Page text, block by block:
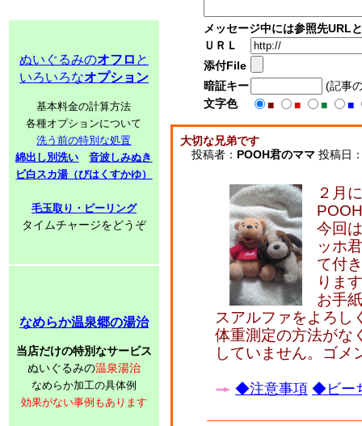
ぬいぐるみのオフロ と
いろいろなオプション
基本料金の計算方法
各種オプションについて
洗う前の特別な処置
綿出し別洗い
音波しみぬき
ビ白スカ湯（びはくすかゆ）
毛玉取り・ピーリング
タイムチャージをどうぞ
なめらか温泉郷の湯治
当店だけの特別なサービス
ぬいぐるみの温泉湯治
なめらか加工の具体例
効果がない事例もあります
メッセージ中には参照先URL
ＵＲＬ
添付File
暗証キー
(記事
文字色
■ ■ ■ ■
大切な兄弟です
投稿者： POOH君のママ 投稿日
２月
今回
ッホ
て付
りま
お手
スアルファをよろし
体重測定の方法がな
していません。ゴメ
◆注意事項 ◆ビー